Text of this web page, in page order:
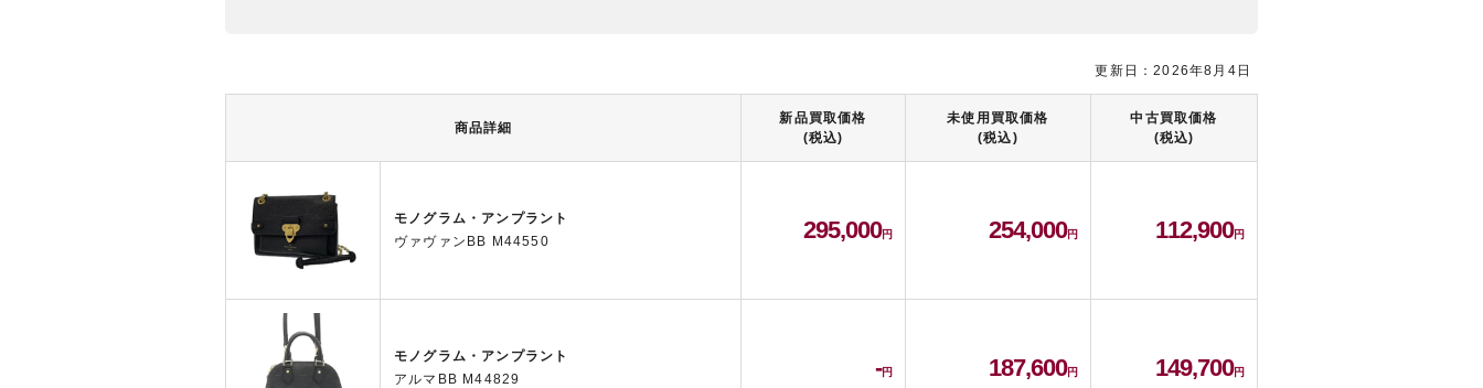
商品詳細
新品買取価格
(税込)
未使用買取価格
(税込)
中古買取価格
(税込)
モノグラム・アンプラント
ヴァヴァンBB M44550
295,000 254,000 112,900
モノグラム・アンプラント
アルマBB M44829
- 187,600 149,700
更新日：2026年8月4日